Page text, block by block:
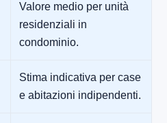
Valore medio per unità
residenziali in
condominio.
Stima indicativa per case
e abitazioni indipendenti.